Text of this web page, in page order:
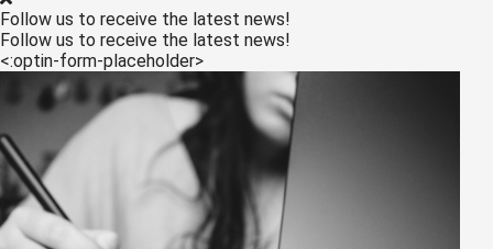
Follow us to receive the latest news!
Follow us to receive the latest news!
<:optin-form-placeholder>